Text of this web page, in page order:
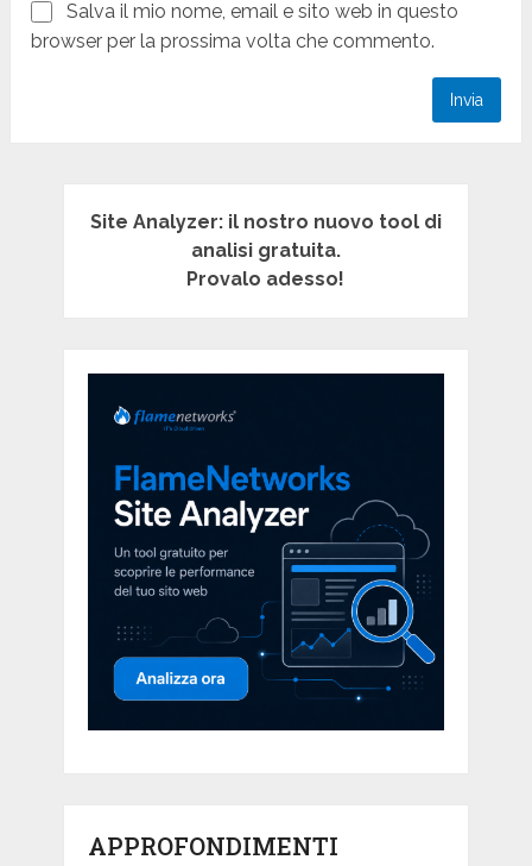
Salva il mio nome, email e sito web in questo
browser per la prossima volta che commento.
Site Analyzer: il nostro nuovo tool di
analisi gratuita.
Provalo adesso!
APPROFONDIMENTI